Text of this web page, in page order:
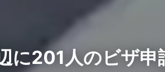
に201人のビザ